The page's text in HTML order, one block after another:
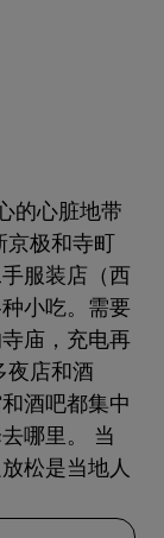
的心脏地带
极和寺町
服装店（西
小吃。需要
庙，充电再
夜店和酒
酒吧都集中
哪里。 当
松是当地人